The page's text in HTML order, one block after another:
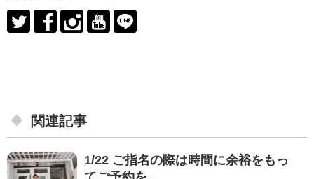
関連記事
1/22 ご指名の際は時間に余裕をもっ